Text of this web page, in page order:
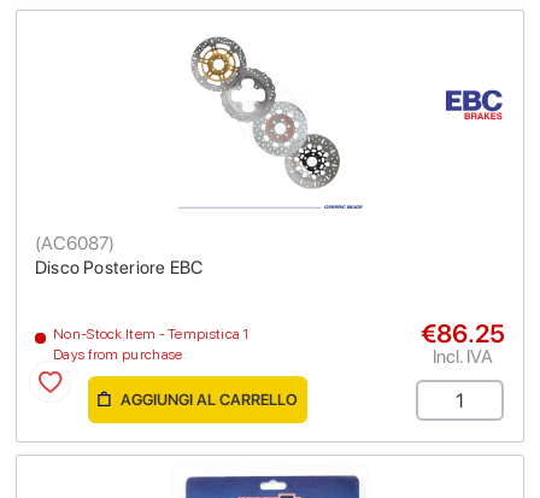
Disco Posteriore EBC
(AC6087)
Non-Stock Item - Tempistica 1
Days from purchase
€86.25
Incl. IVA
AGGIUNGI AL CARRELLO